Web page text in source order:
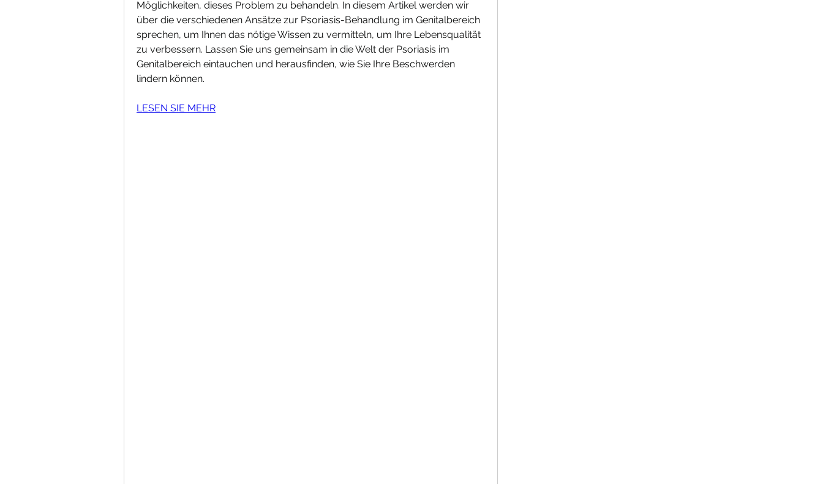
Möglichkeiten, dieses Problem zu behandeln. In diesem Artikel werden wir
über die verschiedenen Ansätze zur Psoriasis-Behandlung im Genitalbereich
sprechen, um Ihnen das nötige Wissen zu vermitteln, um Ihre Lebensqualität
zu verbessern. Lassen Sie uns gemeinsam in die Welt der Psoriasis im
Genitalbereich eintauchen und herausfinden, wie Sie Ihre Beschwerden
lindern können.
LESEN SIE MEHR